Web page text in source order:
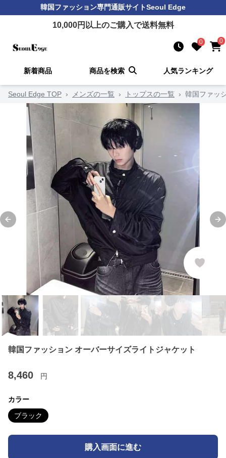
韓国ファッション専門通販サイトSeoul Edge
10,000円以上のご購入で送料無料
0 0
新着商品 商品を検索 人気ランキング
Seoul Edge TOP › メンズの一覧 › トップスの一覧 › 韓国ファッ
Previous slide
韓国ファッション オーバーサイズライトジャケット
8,460 円
カラー
ブラック
購入画面に進む